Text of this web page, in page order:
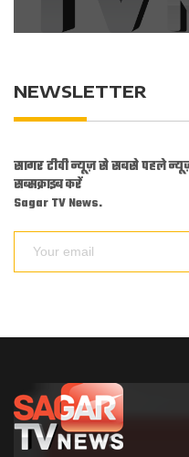
NEWSLETTER
सागर टीवी न्यूज़ से सबसे पहले
सब्सक्राइब करें
Sagar TV News.